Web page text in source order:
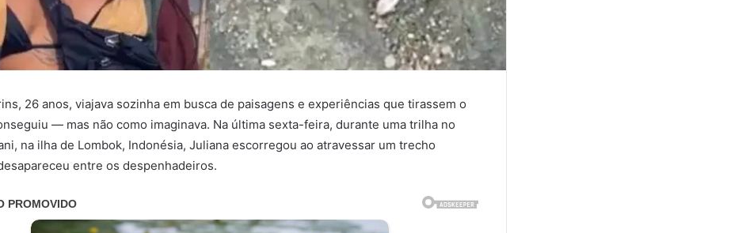
26 anos, viajava sozinha em busca de paisagens e experiências que tirassem o
— mas não como imaginava. Na última sexta-feira, durante uma trilha no
na ilha de Lombok, Indonésia, Juliana escorregou ao atravessar um trecho
entre os despenhadeiros.